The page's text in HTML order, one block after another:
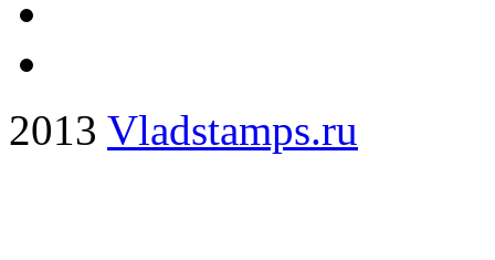
2013 Vladstamps.ru